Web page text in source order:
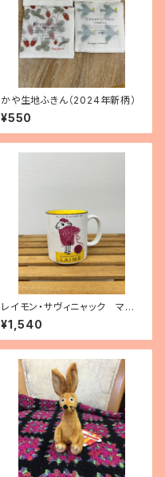
かや生地ふきん（2024年新柄）
¥550
レイモン・サヴィニャック マグ
カップ「毛糸の15日間」
¥1,540